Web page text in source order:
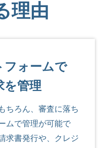
理由
フォームで
を管理
ちろん、審査に落ち
ムで管理が可能で
求書発行や、クレジ